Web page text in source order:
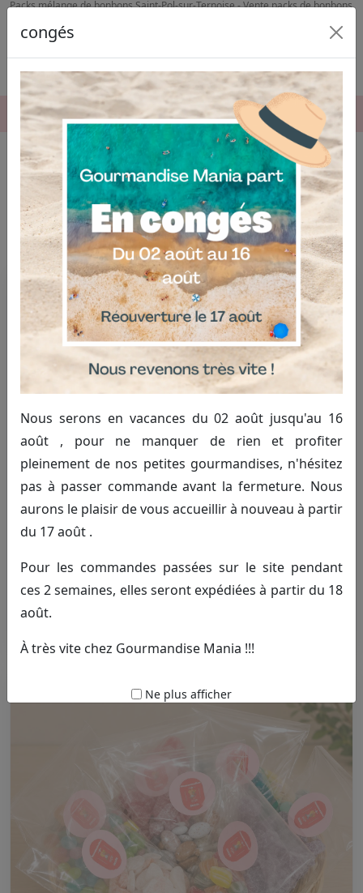
Packs mélange de bonbons Saint-Pol-sur-Ternoise - Vente packs de bonbons
congés
Nous serons en vacances du 02 août jusqu'au 16
août , pour ne manquer de rien et profiter
pleinement de nos petites gourmandises, n'hésitez
pas à passer commande avant la fermeture. Nous
aurons le plaisir de vous accueillir à nouveau à partir
du 17 août .
Pour les commandes passées sur le site pendant
ces 2 semaines, elles seront expédiées à partir du 18
août.
À très vite chez Gourmandise Mania !!!
Ne plus afficher
06.04.03.19.74
Bonbons Nos packs
PACKS DE CONFISERIES DE
NOTRE MAGASIN DE BONBONS
PRÈS DE LENS
Sachet anniversaire